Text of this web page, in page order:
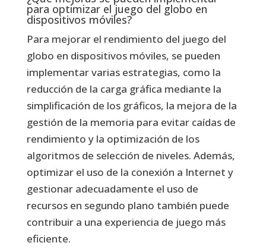
para optimizar el juego del globo en
dispositivos móviles?
Para mejorar el rendimiento del juego del
globo en dispositivos móviles, se pueden
implementar varias estrategias, como la
reducción de la carga gráfica mediante la
simplificación de los gráficos, la mejora de la
gestión de la memoria para evitar caídas de
rendimiento y la optimización de los
algoritmos de selección de niveles. Además,
optimizar el uso de la conexión a Internet y
gestionar adecuadamente el uso de
recursos en segundo plano también puede
contribuir a una experiencia de juego más
eficiente.